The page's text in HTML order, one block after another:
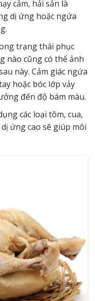
cảm, hải sản là
dị ứng hoặc ngứa
trạng thái phục
nào cũng có thể ảnh
này. Cảm giác ngứa
hoặc bóc lớp vảy
đến độ bám màu.
các loại tôm, cua,
ứng cao sẽ giúp môi